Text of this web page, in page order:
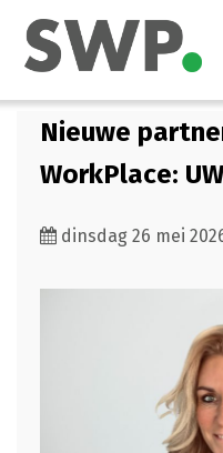
Nieuwe
WorkPlace:
dinsdag 26 mei